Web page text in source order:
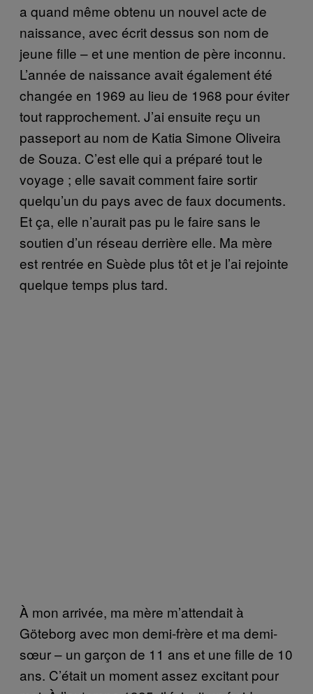
a quand même obtenu un nouvel acte de
naissance, avec écrit dessus son nom de
jeune fille – et une mention de père inconnu.
L’année de naissance avait également été
changée en 1969 au lieu de 1968 pour éviter
tout rapprochement. J’ai ensuite reçu un
passeport au nom de Katia Simone Oliveira
de Souza. C’est elle qui a préparé tout le
voyage ; elle savait comment faire sortir
quelqu’un du pays avec de faux documents.
Et ça, elle n’aurait pas pu le faire sans le
soutien d’un réseau derrière elle. Ma mère
est rentrée en Suède plus tôt et je l’ai rejointe
quelque temps plus tard.
À mon arrivée, ma mère m’attendait à
Göteborg avec mon demi-frère et ma demi-
sœur – un garçon de 11 ans et une fille de 10
ans. C’était un moment assez excitant pour